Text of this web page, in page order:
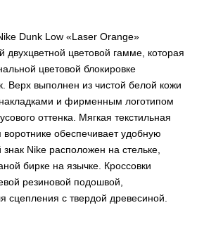
Dunk Low «Laser Orange»
двухцветной цветовой гамме, которая
цветовой блокировке
Верх выполнен из чистой белой кожи
и фирменным логотипом
оттенка. Мягкая текстильная
воротнике обеспечивает удобную
Nike расположен на стельке,
бирке на язычке. Кроссовки
резиновой подошвой,
сцепления с твердой древесиной.